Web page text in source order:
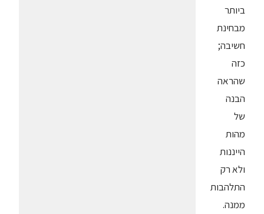
ביותר
מבחינת
חשיבה;
כזה
שהראה
הבנה
של
מהות
הייננות
ולא רק
התלהבות
ממנה.